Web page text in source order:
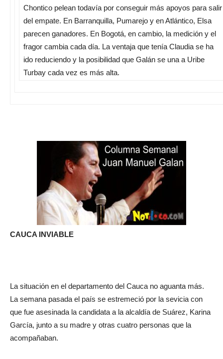
Chontico pelean todavía por conseguir más apoyos para salir
del empate. En Barranquilla, Pumarejo y en Atlántico, Elsa
parecen ganadores. En Bogotá, en cambio, la medición y el
fragor cambia cada día. La ventaja que tenía Claudia se ha
ido reduciendo y la posibilidad que Galán se una a Uribe
Turbay cada vez es más alta.
CAUCA INVIABLE
La situación en el departamento del Cauca no aguanta más.
La semana pasada el país se estremeció por la sevicia con
que fue asesinada la candidata a la alcaldía de Suárez, Karina
García, junto a su madre y otras cuatro personas que la
acompañaban.